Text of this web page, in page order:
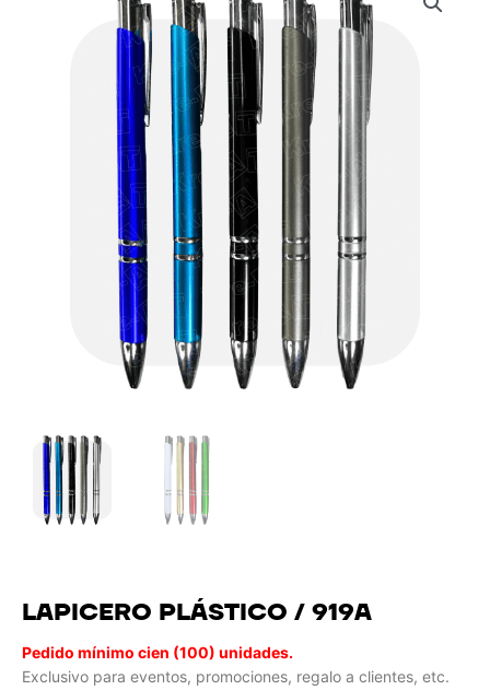
LAPICERO PLÁSTICO / 919A
Pedido mínimo cien (100) unidades.
Exclusivo para eventos, promociones, regalo a clientes, etc.